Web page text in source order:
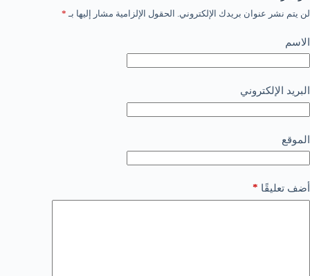
لن يتم نشر عنوان بريدك الإلكتروني. الحقول الإلزامية مشار إليها بـ *
الاسم
البريد الإلكتروني
الموقع
أضف تعليقًا *